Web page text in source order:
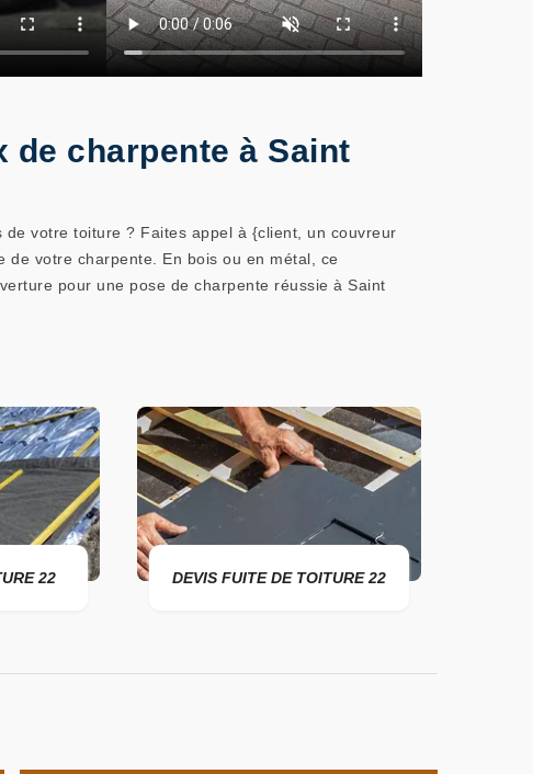
de charpente à Saint
votre toiture ? Faites appel à {client, un couvreur
votre charpente. En bois ou en métal, ce
pour une pose de charpente réussie à Saint
DEVIS FUITE DE TOITURE 22 ENTREPRISE DE